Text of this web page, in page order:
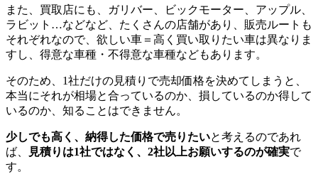
また、買取店にも、ガリバー、ビックモーター、アップル、
ラビット…などなど、たくさんの店舗があり、販売ルートも
それぞれなので、欲しい車＝高く買い取りたい車は異なりま
すし、得意な車種・不得意な車種などもあります。
そのため、1社だけの見積りで売却価格を決めてしまうと、
本当にそれが相場と合っているのか、損しているのか得して
いるのか、知ることはできません。
少しでも高く、納得した価格で売りたいと考えるのであれ
ば、
見積りは1社ではなく、2社以上お願いするのが確実で
す。